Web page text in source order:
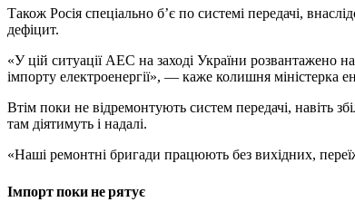
Також Росія спеціально б’є по системі передачі,
дефіцит.
«У цій ситуації АЕС на заході України
імпорту електроенергії», — каже колишня міністерка
Втім поки не відремонтують систем передачі, навіть
там діятимуть і надалі.
«Наші ремонтні бригади працюють без вихідних,
Імпорт поки не рятує